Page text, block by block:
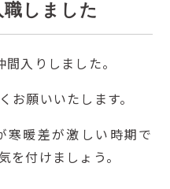
しました
入りしました。
お願いいたします。
寒暖差が激しい時期で
を付けましょう。